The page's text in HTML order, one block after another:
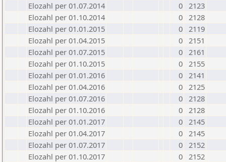
Elozahl per 01.07.2014
0 2123
Elozahl per 01.10.2014
0 2128
Elozahl per 01.01.2015
0 2119
Elozahl per 01.04.2015
0 2151
Elozahl per 01.07.2015
0 2161
Elozahl per 01.10.2015
0 2155
Elozahl per 01.01.2016
0 2141
Elozahl per 01.04.2016
0 2125
Elozahl per 01.07.2016
0 2128
Elozahl per 01.10.2016
0 2128
Elozahl per 01.01.2017
0 2145
Elozahl per 01.04.2017
0 2145
Elozahl per 01.07.2017
0 2152
Elozahl per 01.10.2017
0 2152